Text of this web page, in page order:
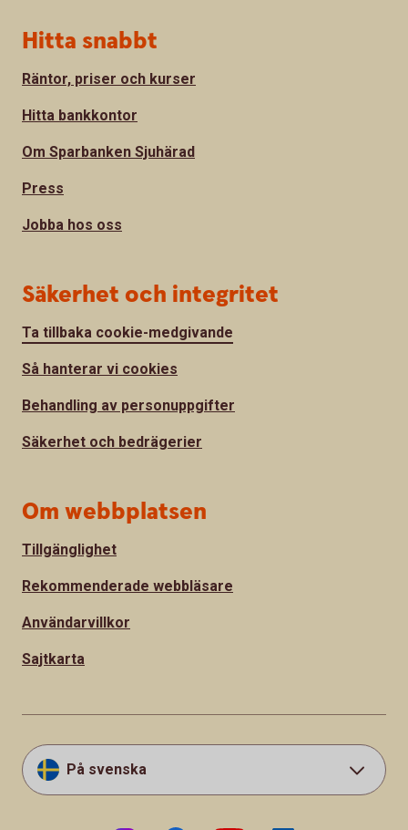
Hitta snabbt
Räntor, priser och kurser
Hitta bankkontor
Om Sparbanken Sjuhärad
Press
Jobba hos oss
Säkerhet och integritet
Ta tillbaka cookie-medgivande
Så hanterar vi cookies
Behandling av personuppgifter
Säkerhet och bedrägerier
Om webbplatsen
Tillgänglighet
Rekommenderade webbläsare
Användarvillkor
Sajtkarta
På svenska